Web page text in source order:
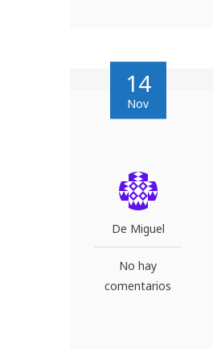
14
Nov
De Miguel
No hay
comentarios